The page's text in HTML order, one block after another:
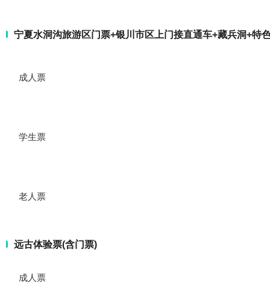
宁夏水洞沟旅游区门票+银川市区上门接直通车+藏兵洞+特
成人票
学生票
老人票
远古体验票(含门票)
成人票